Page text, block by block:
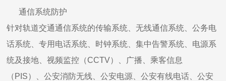
通信系统防护
针对轨道交通通信系统的传输系统、无线通信系统、公务电
话系统、专用电话系统、时钟系统、集中告警系统、电源系
统及接地、视频监控（CCTV）、广播、乘客信息
（PIS）、公安消防无线、公安电源、公安有线电话、公安